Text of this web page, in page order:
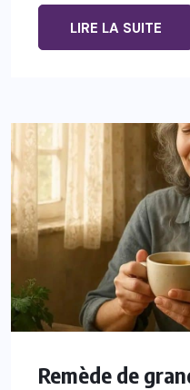
LIRE LA SUITE
Remède de